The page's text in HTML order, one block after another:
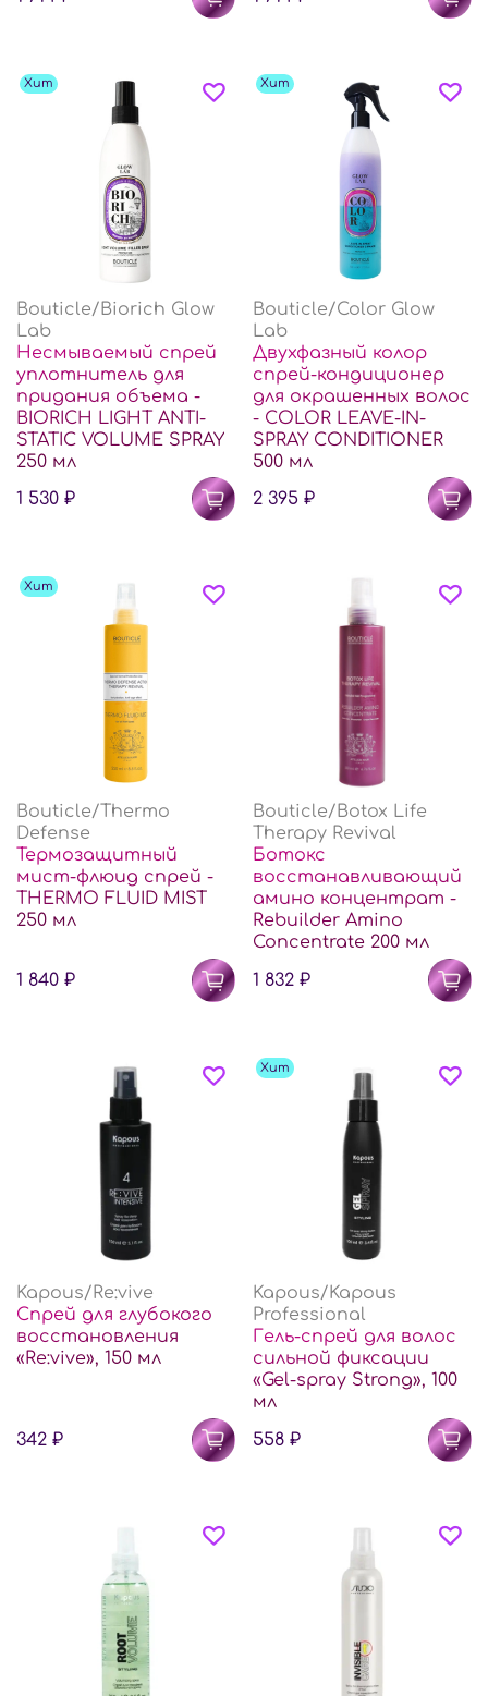
Хит
Bouticle/Biorich Glow
Lab
Несмываемый спрей
уплотнитель для
придания объема -
BIORICH LIGHT ANTI-
STATIC VOLUME SPRAY
250 мл
1 530 ₽
Хит
Bouticle/Color Glow
Lab
Двухфазный колор
спрей-кондиционер
для окрашенных волос
- COLOR LEAVE-IN-
SPRAY CONDITIONER
500 мл
2 395 ₽
Хит
Bouticle/Thermo
Defense
Термозащитный
мист-флюид спрей -
THERMO FLUID MIST
250 мл
1 840 ₽
Bouticle/Botox Life
Therapy Revival
Ботокс
восстанавливающий
амино концентрат -
Rebuilder Amino
Concentrate 200 мл
1 832 ₽
Kapous/Re:vive
Спрей для глубокого
восстановления
«Re:vive», 150 мл
342 ₽
Хит
Kapous/Kapous
Professional
Гель-спрей для волос
сильной фиксации
«Gel-spray Strong», 100
мл
558 ₽